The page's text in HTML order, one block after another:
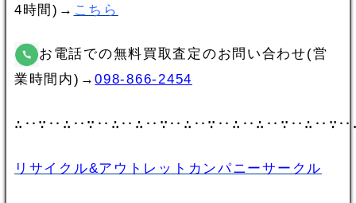
4時間)→ こちら
お電話での無料買取査定のお問い合わせ(営
業時間内)→098-866-2454
リサイクル&アウトレットカンパニーサークル